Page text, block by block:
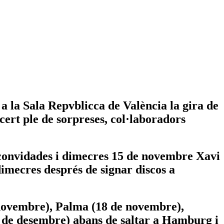
la Sala Repvblicca de València la gira de
ple de sorpreses, col·laboradors
i dimecres 15 de novembre Xavi
després de signar discos a
Palma (18 de novembre),
desembre) abans de saltar a Hamburg i